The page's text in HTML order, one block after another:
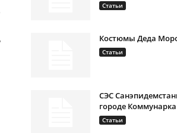
Статьи
Костюмы Деда
Статьи
СЭС
городе Коммунарка
Статьи